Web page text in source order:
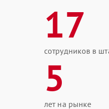
17
сотрудников в
5
лет на рынке